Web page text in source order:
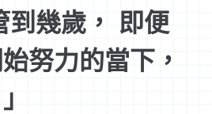
到幾歲， 即便
努力的當下，